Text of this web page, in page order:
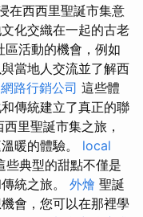
在西西里聖誕市集意
化交織在一起的古老
活動的機會，例如
當地人交流並了解西
網路行銷公司 這些體
傳統建立了真正的聯
里聖誕市集之旅，
暖的體驗。 local
些典型的甜點不僅是
統之旅。 外燴 聖誕
會，您可以在那裡學